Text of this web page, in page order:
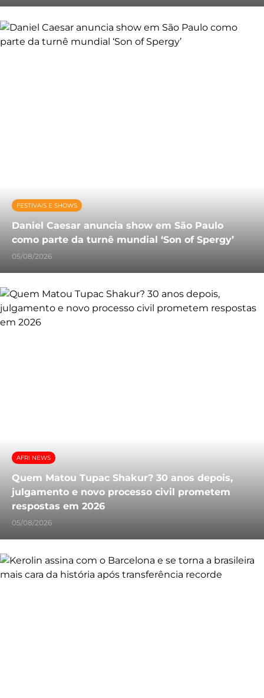
FESTIVAIS E SHOWS
Daniel Caesar anuncia show em São Paulo
como parte da turnê mundial ‘Son of Spergy’
05/08/2026
AFRI NEWS
Quem Matou Tupac Shakur? 30 anos depois,
julgamento e novo processo civil prometem
respostas em 2026
05/08/2026